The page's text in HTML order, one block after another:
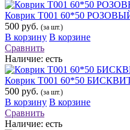
Коврик Т001 60*50
500 руб. (за шт.)
В корзину В корзине
Сравнить
Наличие: есть
Коврик Т001 60*50
500 руб. (за шт.)
В корзину В корзине
Сравнить
Наличие: есть